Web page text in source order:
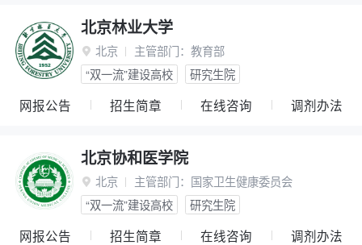
北京林业大学
 北京 主管部门： 教育部
“双一流”建设高校
研究生院
网报公告 招生简章 在线咨询 调剂办法
北京协和医学院
 北京 主管部门： 国家卫生健康委员会
“双一流”建设高校
研究生院
网报公告 招生简章 在线咨询 调剂办法